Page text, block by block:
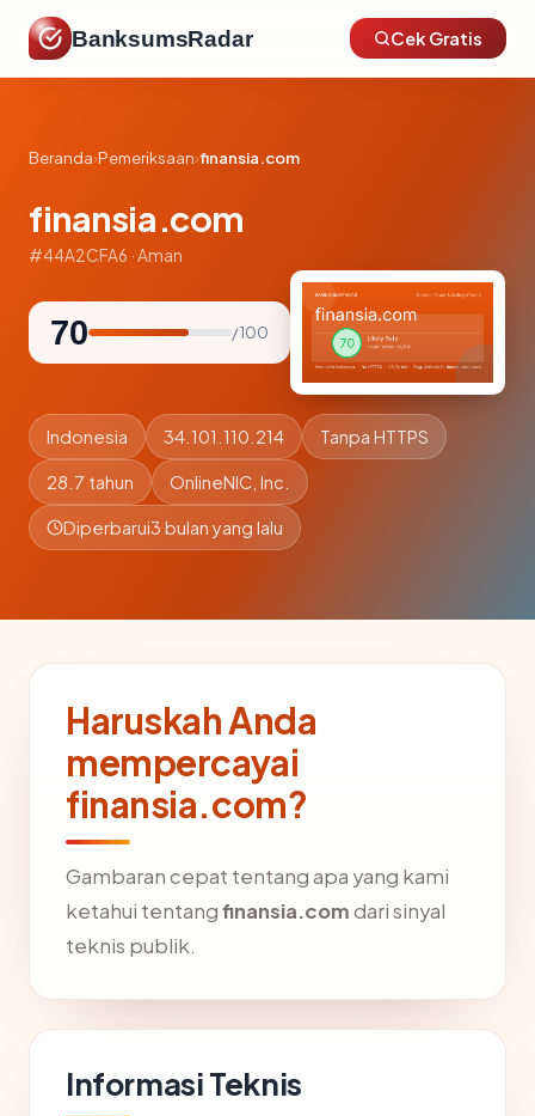
BanksumsRadar Cek Gratis
Beranda›Pemeriksaan›finansia.com
finansia.com
#44A2CFA6 · Aman
70 / 100
Indonesia 34.101.110.214 Tanpa HTTPS
28.7 tahun OnlineNIC, Inc.
Diperbarui3 bulan yang lalu
Haruskah Anda
mempercayai
finansia.com?
Gambaran cepat tentang apa yang kami
ketahui tentangfinansia.comdari sinyal
teknis publik.
Informasi Teknis